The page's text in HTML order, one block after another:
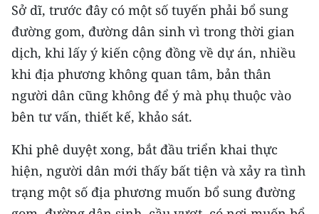
Sở dĩ, trước đây có một số tuyến phải bổ sung
đường gom, đường dân sinh vì trong thời gian
dịch, khi lấy ý kiến cộng đồng về dự án, nhiều
khi địa phương không quan tâm, bản thân
người dân cũng không để ý mà phụ thuộc vào
bên tư vấn, thiết kế, khảo sát.
Khi phê duyệt xong, bắt đầu triển khai thực
hiện, người dân mới thấy bất tiện và xảy ra tình
trạng một số địa phương muốn bổ sung đường